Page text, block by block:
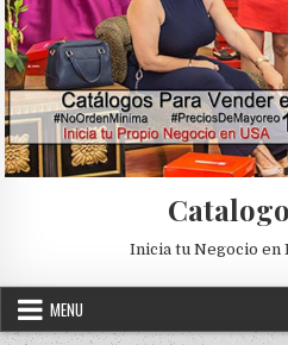
Inicia tu Negocio en
MENU